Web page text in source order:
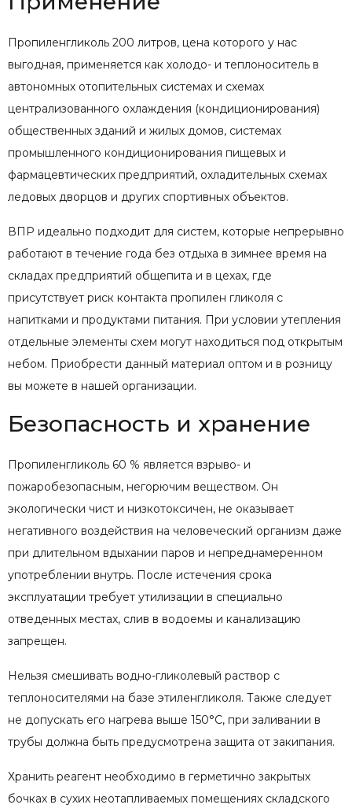
Пропиленгликоль 200 литров, цена которого у нас
выгодная, применяется как холодо- и теплоноситель в
автономных отопительных системах и схемах
централизованного охлаждения (кондиционирования)
общественных зданий и жилых домов, системах
промышленного кондиционирования пищевых и
фармацевтических предприятий, охладительных схемах
ледовых дворцов и других спортивных объектов.
ВПР идеально подходит для систем, которые непрерывно
работают в течение года без отдыха в зимнее время на
складах предприятий общепита и в цехах, где
присутствует риск контакта пропилен гликоля с
напитками и продуктами питания. При условии утепления
отдельные элементы схем могут находиться под открытым
небом. Приобрести данный материал оптом и в розницу
вы можете в нашей организации.
Безопасность и хранение
Пропиленгликоль 60 % является взрыво- и
пожаробезопасным, негорючим веществом. Он
экологически чист и низкотоксичен, не оказывает
негативного воздействия на человеческий организм даже
при длительном вдыхании паров и непреднамеренном
употреблении внутрь. После истечения срока
эксплуатации требует утилизации в специально
отведенных местах, слив в водоемы и канализацию
запрещен.
Нельзя смешивать водно-гликолевый раствор с
теплоносителями на базе этиленгликоля. Также следует
не допускать его нагрева выше 150°С, при заливании в
трубы должна быть предусмотрена защита от закипания.
Хранить реагент необходимо в герметично закрытых
бочках в сухих неотапливаемых помещениях складского